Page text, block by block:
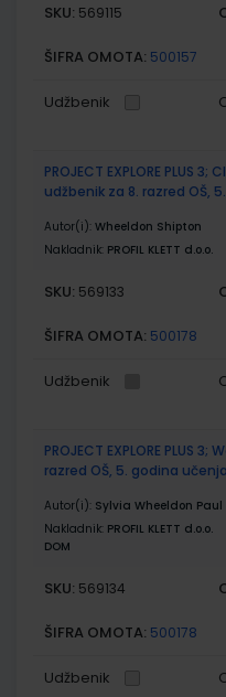
SKU: 569115
ŠIFRA OMOTA: 500157
Udžbenik
PROJECT EXPLORE PLUS
udžbenik za 8. razred OŠ,
Autor(i): Wheeldon Shipton
Nakladnik: PROFIL KLETT d.o.o.
SKU: 569133
ŠIFRA OMOTA: 500178
Udžbenik
PROJECT EXPLORE PLUS
razred OŠ, 5. godina učenja
Autor(i): Sylvia Wheeldon Paul
Nakladnik: PROFIL KLETT d.o.o.
DOM
SKU: 569134
ŠIFRA OMOTA: 500178
Udžbenik